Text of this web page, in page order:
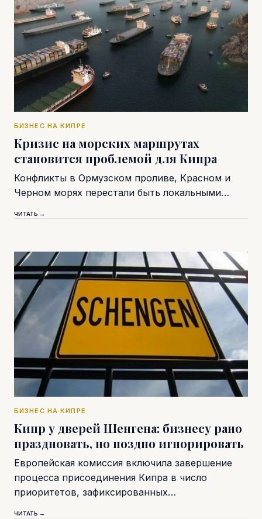
БИЗНЕС НА КИПРЕ
Кризис на морских маршрутах
становится проблемой для Кипра
Конфликты в Ормузском проливе, Красном и
Черном морях перестали быть локальными…
ЧИТАТЬ →
БИЗНЕС НА КИПРЕ
Кипр у дверей Шенгена: бизнесу рано
праздновать, но поздно игнорировать
Европейская комиссия включила завершение
процесса присоединения Кипра в число
приоритетов, зафиксированных…
ЧИТАТЬ →